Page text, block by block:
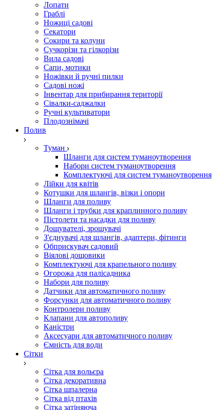
Лопати
Граблі
Ножиці садові
Секатори
Сокири та колуни
Сучкорізи та гілкорізи
Вила садові
Сапи, мотики
Ножівки й ручні пилки
Садові ножі
Інвентар для прибирання території
Сівалки-саджалки
Ручні культиватори
Плодознімачі
Полив
Туман
Шланги для систем туманоутворення
Набори систем туманоутворення
Комплектуючі для систем туманоутворення
Лійки для квітів
Котушки для шлангів, візки і опори
Шланги для поливу
Шланги і трубки для краплинного поливу
Пістолети та насадки для поливу
Дощувателі, зрошувачі
З'єднувачі для шлангів, адаптери, фітинги
Обприскувач садовий
Віялові дощовики
Комплектуючі для крапельного поливу
Огорожа для палісадника
Набори для поливу
Датчики для автоматичного поливу
Форсунки для автоматичного поливу
Контролери поливу
Клапани для автополиву
Каністри
Аксесуари для автоматичного поливу
Ємність для води
Сітки
Сітка для вольєра
Сітка декоративна
Сітка шпалерна
Сітка від птахів
Сітка затіняюча